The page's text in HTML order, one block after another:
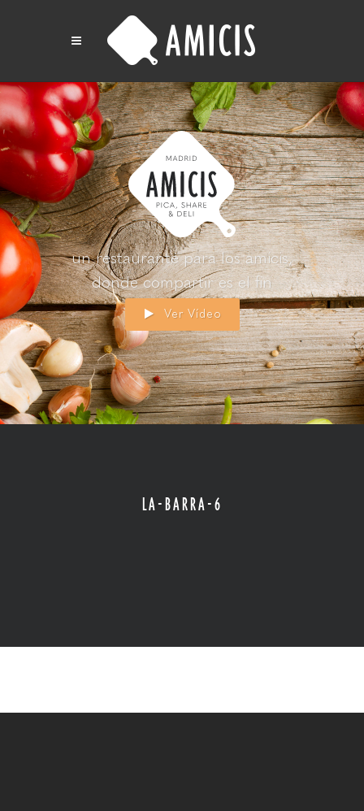
un restaurante para los amicis,
donde compartir es el fin
Ver Vídeo
LA-BARRA-6